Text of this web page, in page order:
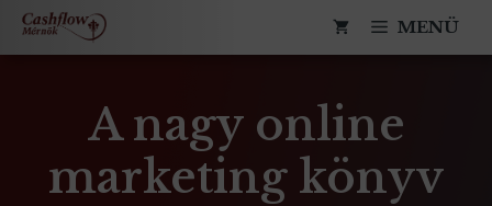
Kilépés
tartalomba
ugyfelszolgalat@cashflow-
MENÜ
A nagy online
marketing könyv